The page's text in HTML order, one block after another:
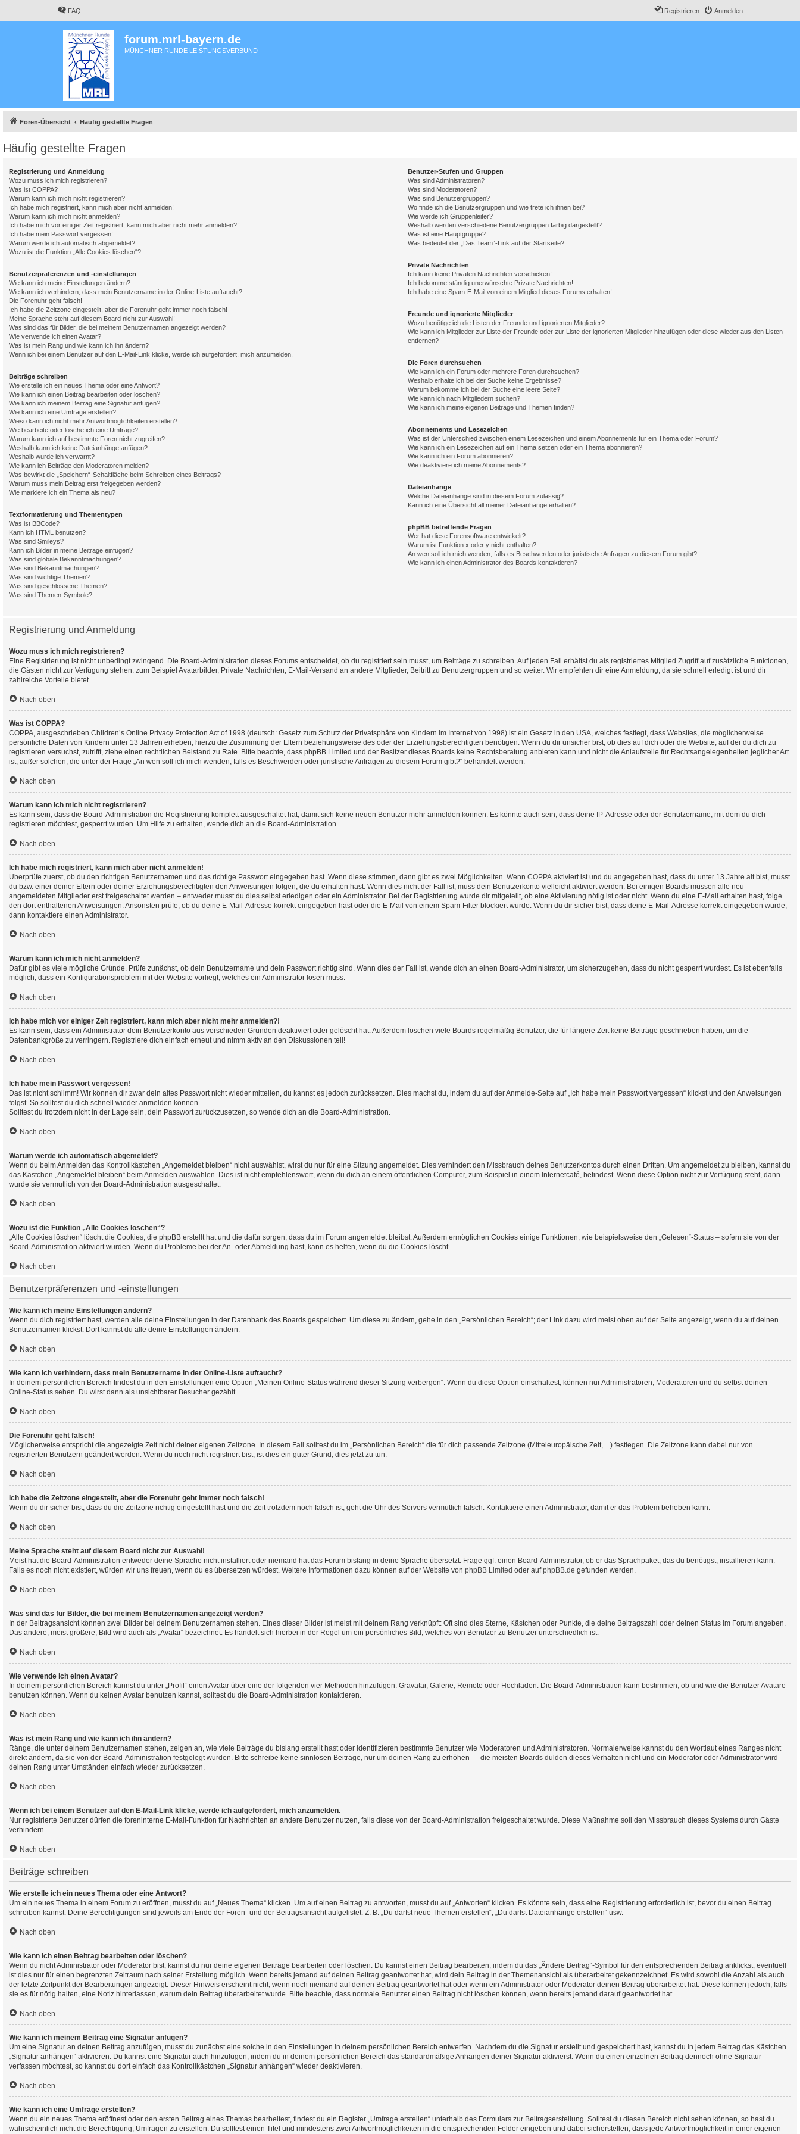
FAQ Anmelden
Registrieren
forum.mrl-bayern.de
MÜNCHNER RUNDE LEISTUNGSVERBUND
Foren-Übersicht Häufig gestellte Fragen
Häufig gestellte Fragen
Registrierung und Anmeldung
Wozu muss ich mich registrieren?
Was ist COPPA?
Warum kann ich mich nicht registrieren?
Ich habe mich registriert, kann mich aber nicht anmelden!
Warum kann ich mich nicht anmelden?
Ich habe mich vor einiger Zeit registriert, kann mich aber nicht mehr anmelden?!
Ich habe mein Passwort vergessen!
Warum werde ich automatisch abgemeldet?
Wozu ist die Funktion „Alle Cookies löschen“?
Benutzerpräferenzen und -einstellungen
Wie kann ich meine Einstellungen ändern?
Wie kann ich verhindern, dass mein Benutzername in der Online-Liste auftaucht?
Die Forenuhr geht falsch!
Ich habe die Zeitzone eingestellt, aber die Forenuhr geht immer noch falsch!
Meine Sprache steht auf diesem Board nicht zur Auswahl!
Was sind das für Bilder, die bei meinem Benutzernamen angezeigt werden?
Wie verwende ich einen Avatar?
Was ist mein Rang und wie kann ich ihn ändern?
Wenn ich bei einem Benutzer auf den E-Mail-Link klicke, werde ich aufgefordert, mich anzumelden.
Beiträge schreiben
Wie erstelle ich ein neues Thema oder eine Antwort?
Wie kann ich einen Beitrag bearbeiten oder löschen?
Wie kann ich meinem Beitrag eine Signatur anfügen?
Wie kann ich eine Umfrage erstellen?
Wieso kann ich nicht mehr Antwortmöglichkeiten erstellen?
Wie bearbeite oder lösche ich eine Umfrage?
Warum kann ich auf bestimmte Foren nicht zugreifen?
Weshalb kann ich keine Dateianhänge anfügen?
Weshalb wurde ich verwarnt?
Wie kann ich Beiträge den Moderatoren melden?
Was bewirkt die „Speichern“-Schaltfläche beim Schreiben eines Beitrags?
Warum muss mein Beitrag erst freigegeben werden?
Wie markiere ich ein Thema als neu?
Textformatierung und Thementypen
Was ist BBCode?
Kann ich HTML benutzen?
Was sind Smileys?
Kann ich Bilder in meine Beiträge einfügen?
Was sind globale Bekanntmachungen?
Was sind Bekanntmachungen?
Was sind wichtige Themen?
Was sind geschlossene Themen?
Was sind Themen-Symbole?
Benutzer-Stufen und Gruppen
Was sind Administratoren?
Was sind Moderatoren?
Was sind Benutzergruppen?
Wo finde ich die Benutzergruppen und wie trete ich ihnen bei?
Wie werde ich Gruppenleiter?
Weshalb werden verschiedene Benutzergruppen farbig dargestellt?
Was ist eine Hauptgruppe?
Was bedeutet der „Das Team“-Link auf der Startseite?
Private Nachrichten
Ich kann keine Privaten Nachrichten verschicken!
Ich bekomme ständig unerwünschte Private Nachrichten!
Ich habe eine Spam-E-Mail von einem Mitglied dieses Forums erhalten!
Freunde und ignorierte Mitglieder
Wozu benötige ich die Listen der Freunde und ignorierten Mitglieder?
Wie kann ich Mitglieder zur Liste der Freunde oder zur Liste der ignorierten Mitglieder hinzufügen oder diese wieder aus den Listen
entfernen?
Die Foren durchsuchen
Wie kann ich ein Forum oder mehrere Foren durchsuchen?
Weshalb erhalte ich bei der Suche keine Ergebnisse?
Warum bekomme ich bei der Suche eine leere Seite?
Wie kann ich nach Mitgliedern suchen?
Wie kann ich meine eigenen Beiträge und Themen finden?
Abonnements und Lesezeichen
Was ist der Unterschied zwischen einem Lesezeichen und einem Abonnements für ein Thema oder Forum?
Wie kann ich ein Lesezeichen auf ein Thema setzen oder ein Thema abonnieren?
Wie kann ich ein Forum abonnieren?
Wie deaktiviere ich meine Abonnements?
Dateianhänge
Welche Dateianhänge sind in diesem Forum zulässig?
Kann ich eine Übersicht all meiner Dateianhänge erhalten?
phpBB betreffende Fragen
Wer hat diese Forensoftware entwickelt?
Warum ist Funktion x oder y nicht enthalten?
An wen soll ich mich wenden, falls es Beschwerden oder juristische Anfragen zu diesem Forum gibt?
Wie kann ich einen Administrator des Boards kontaktieren?
Registrierung und Anmeldung
Wozu muss ich mich registrieren?
Eine Registrierung ist nicht unbedingt zwingend. Die Board-Administration dieses Forums entscheidet, ob du registriert sein musst, um Beiträge zu schreiben. Auf jeden Fall erhältst du als registriertes Mitglied Zugriff auf zusätzliche Funktionen,
die Gästen nicht zur Verfügung stehen: zum Beispiel Avatarbilder, Private Nachrichten, E-Mail-Versand an andere Mitglieder, Beitritt zu Benutzergruppen und so weiter. Wir empfehlen dir eine Anmeldung, da sie schnell erledigt ist und dir
zahlreiche Vorteile bietet.
Nach oben
Was ist COPPA?
COPPA, ausgeschrieben Children’s Online Privacy Protection Act of 1998 (deutsch: Gesetz zum Schutz der Privatsphäre von Kindern im Internet von 1998) ist ein Gesetz in den USA, welches festlegt, dass Websites, die möglicherweise
persönliche Daten von Kindern unter 13 Jahren erheben, hierzu die Zustimmung der Eltern beziehungsweise des oder der Erziehungsberechtigten benötigen. Wenn du dir unsicher bist, ob dies auf dich oder die Website, auf der du dich zu
registrieren versuchst, zutrifft, ziehe einen rechtlichen Beistand zu Rate. Bitte beachte, dass phpBB Limited und der Besitzer dieses Boards keine Rechtsberatung anbieten kann und nicht die Anlaufstelle für Rechtsangelegenheiten jeglicher Art
ist; außer solchen, die unter der Frage „An wen soll ich mich wenden, falls es Beschwerden oder juristische Anfragen zu diesem Forum gibt?“ behandelt werden.
Nach oben
Warum kann ich mich nicht registrieren?
Es kann sein, dass die Board-Administration die Registrierung komplett ausgeschaltet hat, damit sich keine neuen Benutzer mehr anmelden können. Es könnte auch sein, dass deine IP-Adresse oder der Benutzername, mit dem du dich
registrieren möchtest, gesperrt wurden. Um Hilfe zu erhalten, wende dich an die Board-Administration.
Nach oben
Ich habe mich registriert, kann mich aber nicht anmelden!
Überprüfe zuerst, ob du den richtigen Benutzernamen und das richtige Passwort eingegeben hast. Wenn diese stimmen, dann gibt es zwei Möglichkeiten. Wenn COPPA aktiviert ist und du angegeben hast, dass du unter 13 Jahre alt bist, musst
du bzw. einer deiner Eltern oder deiner Erziehungsberechtigten den Anweisungen folgen, die du erhalten hast. Wenn dies nicht der Fall ist, muss dein Benutzerkonto vielleicht aktiviert werden. Bei einigen Boards müssen alle neu
angemeldeten Mitglieder erst freigeschaltet werden – entweder musst du dies selbst erledigen oder ein Administrator. Bei der Registrierung wurde dir mitgeteilt, ob eine Aktivierung nötig ist oder nicht. Wenn du eine E-Mail erhalten hast, folge
den dort enthaltenen Anweisungen. Ansonsten prüfe, ob du deine E-Mail-Adresse korrekt eingegeben hast oder die E-Mail von einem Spam-Filter blockiert wurde. Wenn du dir sicher bist, dass deine E-Mail-Adresse korrekt eingegeben wurde,
dann kontaktiere einen Administrator.
Nach oben
Warum kann ich mich nicht anmelden?
Dafür gibt es viele mögliche Gründe. Prüfe zunächst, ob dein Benutzername und dein Passwort richtig sind. Wenn dies der Fall ist, wende dich an einen Board-Administrator, um sicherzugehen, dass du nicht gesperrt wurdest. Es ist ebenfalls
möglich, dass ein Konfigurationsproblem mit der Website vorliegt, welches ein Administrator lösen muss.
Nach oben
Ich habe mich vor einiger Zeit registriert, kann mich aber nicht mehr anmelden?!
Es kann sein, dass ein Administrator dein Benutzerkonto aus verschieden Gründen deaktiviert oder gelöscht hat. Außerdem löschen viele Boards regelmäßig Benutzer, die für längere Zeit keine Beiträge geschrieben haben, um die
Datenbankgröße zu verringern. Registriere dich einfach erneut und nimm aktiv an den Diskussionen teil!
Nach oben
Ich habe mein Passwort vergessen!
Das ist nicht schlimm! Wir können dir zwar dein altes Passwort nicht wieder mitteilen, du kannst es jedoch zurücksetzen. Dies machst du, indem du auf der Anmelde-Seite auf „Ich habe mein Passwort vergessen“ klickst und den Anweisungen
folgst. So solltest du dich schnell wieder anmelden können.
Solltest du trotzdem nicht in der Lage sein, dein Passwort zurückzusetzen, so wende dich an die Board-Administration.
Nach oben
Warum werde ich automatisch abgemeldet?
Wenn du beim Anmelden das Kontrollkästchen „Angemeldet bleiben“ nicht auswählst, wirst du nur für eine Sitzung angemeldet. Dies verhindert den Missbrauch deines Benutzerkontos durch einen Dritten. Um angemeldet zu bleiben, kannst du
das Kästchen „Angemeldet bleiben“ beim Anmelden auswählen. Dies ist nicht empfehlenswert, wenn du dich an einem öffentlichen Computer, zum Beispiel in einem Internetcafé, befindest. Wenn diese Option nicht zur Verfügung steht, dann
wurde sie vermutlich von der Board-Administration ausgeschaltet.
Nach oben
Wozu ist die Funktion „Alle Cookies löschen“?
„Alle Cookies löschen“ löscht die Cookies, die phpBB erstellt hat und die dafür sorgen, dass du im Forum angemeldet bleibst. Außerdem ermöglichen Cookies einige Funktionen, wie beispielsweise den „Gelesen“-Status – sofern sie von der
Board-Administration aktiviert wurden. Wenn du Probleme bei der An- oder Abmeldung hast, kann es helfen, wenn du die Cookies löscht.
Nach oben
Benutzerpräferenzen und -einstellungen
Wie kann ich meine Einstellungen ändern?
Wenn du dich registriert hast, werden alle deine Einstellungen in der Datenbank des Boards gespeichert. Um diese zu ändern, gehe in den „Persönlichen Bereich“; der Link dazu wird meist oben auf der Seite angezeigt, wenn du auf deinen
Benutzernamen klickst. Dort kannst du alle deine Einstellungen ändern.
Nach oben
Wie kann ich verhindern, dass mein Benutzername in der Online-Liste auftaucht?
In deinem persönlichen Bereich findest du in den Einstellungen eine Option „Meinen Online-Status während dieser Sitzung verbergen“. Wenn du diese Option einschaltest, können nur Administratoren, Moderatoren und du selbst deinen
Online-Status sehen. Du wirst dann als unsichtbarer Besucher gezählt.
Nach oben
Die Forenuhr geht falsch!
Möglicherweise entspricht die angezeigte Zeit nicht deiner eigenen Zeitzone. In diesem Fall solltest du im „Persönlichen Bereich“ die für dich passende Zeitzone (Mitteleuropäische Zeit, ...) festlegen. Die Zeitzone kann dabei nur von
registrierten Benutzern geändert werden. Wenn du noch nicht registriert bist, ist dies ein guter Grund, dies jetzt zu tun.
Nach oben
Ich habe die Zeitzone eingestellt, aber die Forenuhr geht immer noch falsch!
Wenn du dir sicher bist, dass du die Zeitzone richtig eingestellt hast und die Zeit trotzdem noch falsch ist, geht die Uhr des Servers vermutlich falsch. Kontaktiere einen Administrator, damit er das Problem beheben kann.
Nach oben
Meine Sprache steht auf diesem Board nicht zur Auswahl!
Meist hat die Board-Administration entweder deine Sprache nicht installiert oder niemand hat das Forum bislang in deine Sprache übersetzt. Frage ggf. einen Board-Administrator, ob er das Sprachpaket, das du benötigst, installieren kann.
Falls es noch nicht existiert, würden wir uns freuen, wenn du es übersetzen würdest. Weitere Informationen dazu können auf der Website von phpBB Limited oder aufphpBB.de gefunden werden.
Nach oben
Was sind das für Bilder, die bei meinem Benutzernamen angezeigt werden?
In der Beitragsansicht können zwei Bilder bei deinem Benutzernamen stehen. Eines dieser Bilder ist meist mit deinem Rang verknüpft: Oft sind dies Sterne, Kästchen oder Punkte, die deine Beitragszahl oder deinen Status im Forum angeben.
Das andere, meist größere, Bild wird auch als „Avatar“ bezeichnet. Es handelt sich hierbei in der Regel um ein persönliches Bild, welches von Benutzer zu Benutzer unterschiedlich ist.
Nach oben
Wie verwende ich einen Avatar?
In deinem persönlichen Bereich kannst du unter „Profil“ einen Avatar über eine der folgenden vier Methoden hinzufügen: Gravatar, Galerie, Remote oder Hochladen. Die Board-Administration kann bestimmen, ob und wie die Benutzer Avatare
benutzen können. Wenn du keinen Avatar benutzen kannst, solltest du die Board-Administration kontaktieren.
Nach oben
Was ist mein Rang und wie kann ich ihn ändern?
Ränge, die unter deinem Benutzernamen stehen, zeigen an, wie viele Beiträge du bislang erstellt hast oder identifizieren bestimmte Benutzer wie Moderatoren und Administratoren. Normalerweise kannst du den Wortlaut eines Ranges nicht
direkt ändern, da sie von der Board-Administration festgelegt wurden. Bitte schreibe keine sinnlosen Beiträge, nur um deinen Rang zu erhöhen — die meisten Boards dulden dieses Verhalten nicht und ein Moderator oder Administrator wird
deinen Rang unter Umständen einfach wieder zurücksetzen.
Nach oben
Wenn ich bei einem Benutzer auf den E-Mail-Link klicke, werde ich aufgefordert, mich anzumelden.
Nur registrierte Benutzer dürfen die foreninterne E-Mail-Funktion für Nachrichten an andere Benutzer nutzen, falls diese von der Board-Administration freigeschaltet wurde. Diese Maßnahme soll den Missbrauch dieses Systems durch Gäste
verhindern.
Nach oben
Beiträge schreiben
Wie erstelle ich ein neues Thema oder eine Antwort?
Um ein neues Thema in einem Forum zu eröffnen, musst du auf „Neues Thema“ klicken. Um auf einen Beitrag zu antworten, musst du auf „Antworten“ klicken. Es könnte sein, dass eine Registrierung erforderlich ist, bevor du einen Beitrag
schreiben kannst. Deine Berechtigungen sind jeweils am Ende der Foren- und der Beitragsansicht aufgelistet. Z. B. „Du darfst neue Themen erstellen“, „Du darfst Dateianhänge erstellen“ usw.
Nach oben
Wie kann ich einen Beitrag bearbeiten oder löschen?
Wenn du nicht Administrator oder Moderator bist, kannst du nur deine eigenen Beiträge bearbeiten oder löschen. Du kannst einen Beitrag bearbeiten, indem du das „Ändere Beitrag“-Symbol für den entsprechenden Beitrag anklickst; eventuell
ist dies nur für einen begrenzten Zeitraum nach seiner Erstellung möglich. Wenn bereits jemand auf deinen Beitrag geantwortet hat, wird dein Beitrag in der Themenansicht als überarbeitet gekennzeichnet. Es wird sowohl die Anzahl als auch
der letzte Zeitpunkt der Bearbeitungen angezeigt. Dieser Hinweis erscheint nicht, wenn noch niemand auf deinen Beitrag geantwortet hat oder wenn ein Administrator oder Moderator deinen Beitrag überarbeitet hat. Diese können jedoch, falls
sie es für nötig halten, eine Notiz hinterlassen, warum dein Beitrag überarbeitet wurde. Bitte beachte, dass normale Benutzer einen Beitrag nicht löschen können, wenn bereits jemand darauf geantwortet hat.
Nach oben
Wie kann ich meinem Beitrag eine Signatur anfügen?
Um eine Signatur an deinen Beitrag anzufügen, musst du zunächst eine solche in den Einstellungen in deinem persönlichen Bereich entwerfen. Nachdem du die Signatur erstellt und gespeichert hast, kannst du in jedem Beitrag das Kästchen
„Signatur anhängen“ aktivieren. Du kannst eine Signatur auch hinzufügen, indem du in deinem persönlichen Bereich das standardmäßige Anhängen deiner Signatur aktivierst. Wenn du einen einzelnen Beitrag dennoch ohne Signatur
verfassen möchtest, so kannst du dort einfach das Kontrollkästchen „Signatur anhängen“ wieder deaktivieren.
Nach oben
Wie kann ich eine Umfrage erstellen?
Wenn du ein neues Thema eröffnest oder den ersten Beitrag eines Themas bearbeitest, findest du ein Register „Umfrage erstellen“ unterhalb des Formulars zur Beitragserstellung. Solltest du diesen Bereich nicht sehen können, so hast du
wahrscheinlich nicht die Berechtigung, Umfragen zu erstellen. Du solltest einen Titel und mindestens zwei Antwortmöglichkeiten in die entsprechenden Felder eingeben und dabei sicherstellen, dass jede Antwortmöglichkeit in einer eigenen